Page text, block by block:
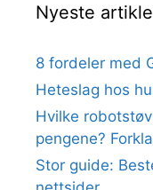
Nyeste
8 fordeler med
Heteslag hos
Hvilke
pengene?
Stor guide: